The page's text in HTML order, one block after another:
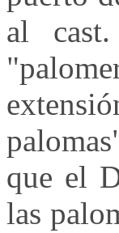
al
que el
las